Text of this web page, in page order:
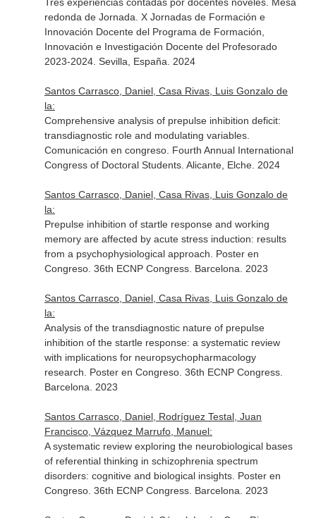
redonda de Jornada. X Jornadas de Formación e
Innovación Docente del Programa de Formación,
Innovación e Investigación Docente del Profesorado
2023-2024. Sevilla, España. 2024
Santos Carrasco, Daniel, Casa Rivas, Luis Gonzalo de
la:
Comprehensive analysis of prepulse inhibition deficit:
transdiagnostic role and modulating variables.
Comunicación en congreso. Fourth Annual International
Congress of Doctoral Students. Alicante, Elche. 2024
Santos Carrasco, Daniel, Casa Rivas, Luis Gonzalo de
la:
Prepulse inhibition of startle response and working
memory are affected by acute stress induction: results
from a psychophysiological approach. Poster en
Congreso. 36th ECNP Congress. Barcelona. 2023
Santos Carrasco, Daniel, Casa Rivas, Luis Gonzalo de
la:
Analysis of the transdiagnostic nature of prepulse
inhibition of the startle response: a systematic review
with implications for neuropsychopharmacology
research. Poster en Congreso. 36th ECNP Congress.
Barcelona. 2023
Santos Carrasco, Daniel, Rodríguez Testal, Juan
Francisco, Vázquez Marrufo, Manuel:
A systematic review exploring the neurobiological bases
of referential thinking in schizophrenia spectrum
disorders: cognitive and biological insights. Poster en
Congreso. 36th ECNP Congress. Barcelona. 2023